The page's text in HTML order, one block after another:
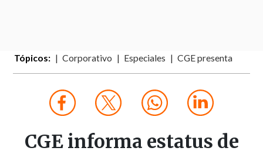
Tópicos: Corporativo Especiales CGE presenta
CGE informa estatus de